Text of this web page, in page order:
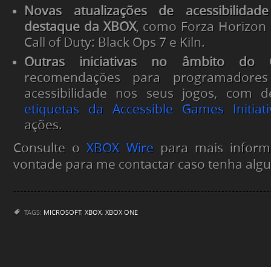
Novas atualizações de
destaque da XBOX, como Forza Horizon
Call of Duty: Black Ops 7 e Kiln.
Outras iniciativas no âmbito do
recomendações para
acessibilidade nos seus jogos, com
etiquetas da Accessible Games
ações.
Consulte oXBOX Wirepara mais
vontade para me contactar caso tenha
TAGS: MICROSOFT, XBOX, XBOX ONE